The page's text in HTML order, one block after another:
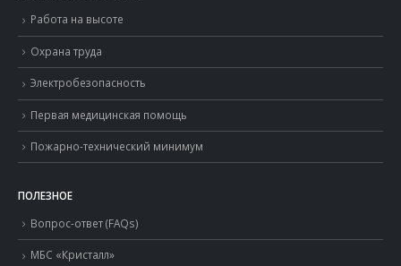
Работа на высоте
Охрана труда
Электробезопасность
Первая медицинская помощь
Пожарно-технический минимум
ПОЛЕЗНОЕ
Вопрос-ответ (FAQs)
МБС «Кристалл»